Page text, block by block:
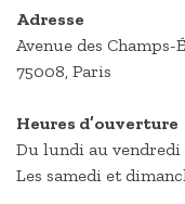
Adresse
Avenue des Champs-
75008, Paris
Heures d’ouverture
Du lundi au vendredi
Les samedi et